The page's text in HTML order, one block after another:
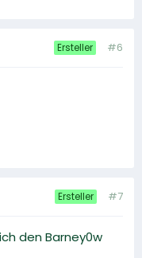
Ersteller #6
Ersteller #7
den Barney0w